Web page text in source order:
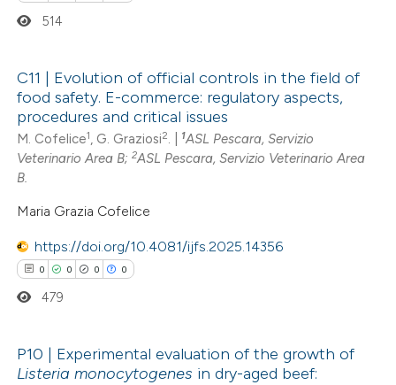
shows how a scientific paper
of the citation, a
describing whether
mentions, or contrasts
claim, and a label
in which section the
Citing Publications
Supporting
Mentioning
Contrasting
how this article has been
at
shows how a scientific paper
been cited by providing the
514
C11 | Evolution of official controls in the field of
food safety. E-commerce: regulatory aspects,
procedures and critical issues
M. Cofelice1, G. Graziosi2. | 1ASL Pescara, Servizio
Veterinario Area B;2ASL Pescara, Servizio Veterinario Area
B.
Maria Grazia Cofelice
https://doi.org/10.4081/ijfs.2025.14356
0 0 0 0
479
P10 | Experimental evaluation of the growth of
Listeria monocytogenes in dry-aged beef: